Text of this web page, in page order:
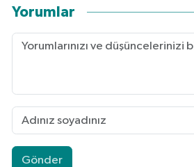
Yorumlar
Gönder